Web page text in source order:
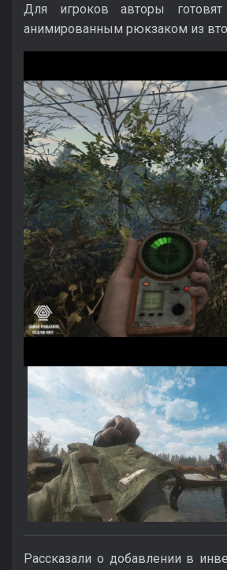
Для игроков авторы
анимированным рюкзаком из
Рассказали о добавлении в